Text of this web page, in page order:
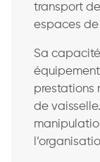
transport
espaces
Sa
prestations
de